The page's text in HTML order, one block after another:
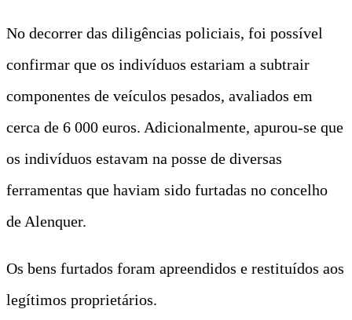
No decorrer das diligências policiais, foi possível
confirmar que os indivíduos estariam a subtrair
componentes de veículos pesados, avaliados em
cerca de 6 000 euros. Adicionalmente, apurou-se que
os indivíduos estavam na posse de diversas
ferramentas que haviam sido furtadas no concelho
de Alenquer.
Os bens furtados foram apreendidos e restituídos aos
legítimos proprietários.